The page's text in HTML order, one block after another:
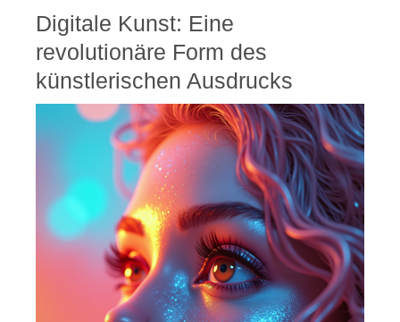
Digitale Kunst: Eine
revolutionäre Form des
künstlerischen Ausdrucks